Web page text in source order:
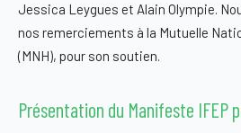
Jessica Leygues et Alain Olympie.
nos remerciements à la Mutuelle
(MNH), pour son soutien.
Présentation du Manifeste IFEP